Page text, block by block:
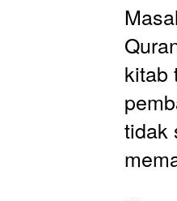
kitab
tidak